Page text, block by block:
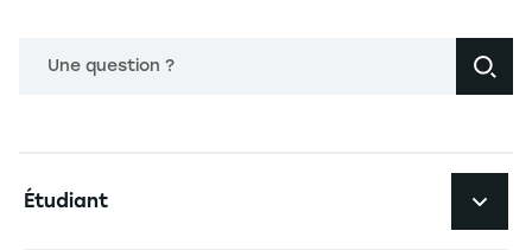
Une question ?
Étudiant